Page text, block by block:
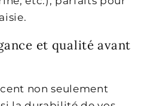
et qualité avant
non seulement